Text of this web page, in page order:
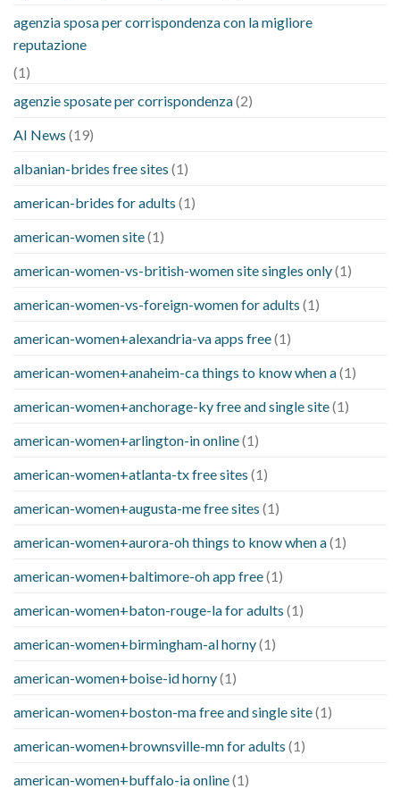
agenzia sposa per corrispondenza con la migliore
reputazione
(1)
agenzie sposate per corrispondenza(2)
AI News (19)
albanian-brides free sites (1)
american-brides for adults (1)
american-women site(1)
american-women-vs-british-women site singles only(1)
american-women-vs-foreign-women for adults (1)
american-women+alexandria-va apps free(1)
american-women+anaheim-ca things to know when a(1)
american-women+anchorage-ky free and single site(1)
american-women+arlington-in online(1)
american-women+atlanta-tx free sites (1)
american-women+augusta-me free sites (1)
american-women+aurora-oh things to know when a(1)
american-women+baltimore-oh app free(1)
american-women+baton-rouge-la for adults (1)
american-women+birmingham-al horny(1)
american-women+boise-id horny(1)
american-women+boston-ma free and single site(1)
american-women+brownsville-mn for adults (1)
american-women+buffalo-ia online(1)